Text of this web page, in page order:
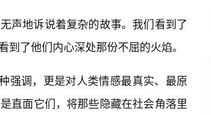
声地诉说着复杂的故事。我们看到了
了他们内心深处那份不屈的火焰。
强调，更是对人类情感最真实、最原
直面它们，将那些隐藏在社会角落里